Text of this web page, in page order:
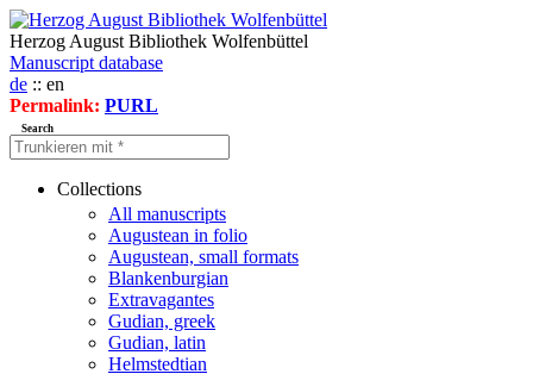
Herzog August Bibliothek Wolfenbüttel
Manuscript database
de :: en
Permalink: PURL
Search
Collections
All manuscripts
Augustean in folio
Augustean, small formats
Blankenburgian
Extravagantes
Gudian, greek
Gudian, latin
Helmstedtian